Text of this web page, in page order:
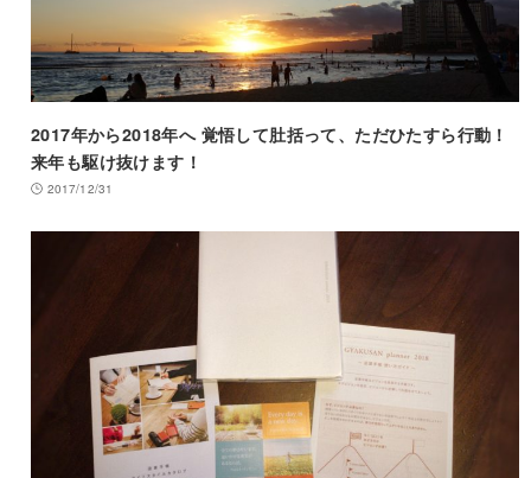
2017年から2018年へ 覚悟して肚括って、ただひたすら行動！
来年も駆け抜けます！
2017/12/31